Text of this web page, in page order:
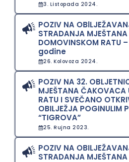
3. Listopada 2024.
POZIV NA
STRADANJA MJEŠTANA
DOMOVINSKOM RATU
godine
26. Kolovoza 2024.
POZIV NA 32.
MJEŠTANA ČAKOVACA
RATU I SVEČANO
OBILJEŽJA POGINULIM
“TIGROVA”
25. Rujna 2023.
POZIV NA
STRADANJA